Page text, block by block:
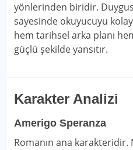
yönlerinden biridir.
sayesinde okuyucuyu
hem tarihsel arka planı
güçlü şekilde yansıtır.
Karakter Analizi
Amerigo Speranza
Romanın ana karakteridir.